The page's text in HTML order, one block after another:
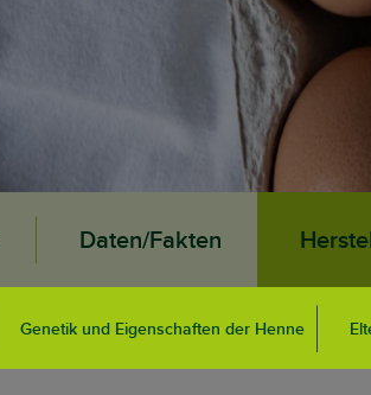
Daten/Fakten
Genetik und Eigenschaften der Henne